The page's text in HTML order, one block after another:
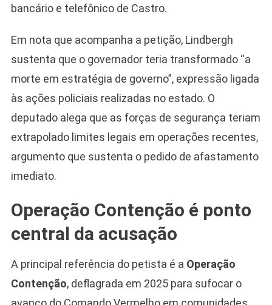
bancário e telefônico de Castro.
Em nota que acompanha a petição, Lindbergh
sustenta que o governador teria transformado “a
morte em estratégia de governo”, expressão ligada
às ações policiais realizadas no estado. O
deputado alega que as forças de segurança teriam
extrapolado limites legais em operações recentes,
argumento que sustenta o pedido de afastamento
imediato.
Operação Contenção é ponto
central da acusação
A principal referência do petista é a Operação
Contenção, deflagrada em 2025 para sufocar o